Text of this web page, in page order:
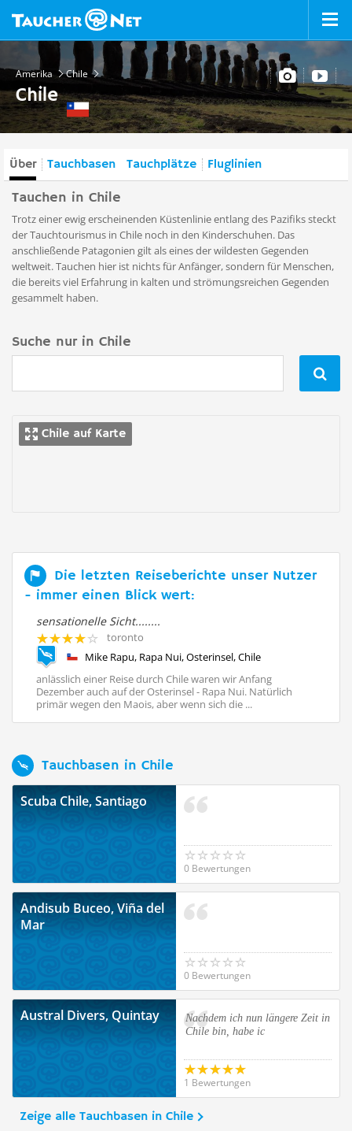
Amerika Chile
Chile
Über Tauchbasen Tauchplätze Fluglinien
Tauchen in Chile
Trotz einer ewig erscheinenden Küstenlinie entlang des Pazifiks steckt
der Tauchtourismus in Chile noch in den Kinderschuhen. Das
anschließende Patagonien gilt als eines der wildesten Gegenden
weltweit. Tauchen hier ist nichts für Anfänger, sondern für Menschen,
die bereits viel Erfahrung in kalten und strömungsreichen Gegenden
gesammelt haben.
Suche nur in Chile

Chile auf Karte
Die letzten Reiseberichte unser Nutzer
- immer einen Blick wert:
sensationelle Sicht........
toronto
Mike Rapu, Rapa Nui, Osterinsel, Chile
anlässlich einer Reise durch Chile waren wir Anfang
Dezember auch auf der Osterinsel - Rapa Nui. Natürlich
primär wegen den Maois, aber wenn sich die ...
Tauchbasen in Chile
Scuba Chile, Santiago
0 Bewertungen
Andisub Buceo, Viña del
Mar
0 Bewertungen
Austral Divers, Quintay
Nachdem ich nun längere Zeit in
Chile bin, habe ic
1 Bewertungen
Zeige alle Tauchbasen in Chile